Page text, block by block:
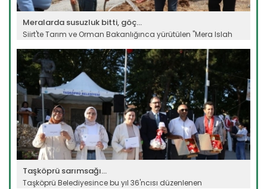
Meralarda susuzluk bitti, göç...
Siirt'te Tarım ve Orman Bakanlığınca yürütülen "Mera Islah
Devamını Oku ->
Taşköprü sarımsağı...
Taşköprü Belediyesince bu yıl 36'ncısı düzenlenen